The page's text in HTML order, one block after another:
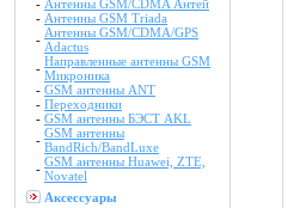
- Антенны GSM/CDMA Антей
- Антенны GSM Triada
- Антенны GSM/CDMA/GPS
Adactus
- Направленные антенны GSM
Микроника
- GSM антенны ANT
- Переходники
- GSM антенны БЭСТ AKL
- GSM антенны
BandRich/BandLuxe
- GSM антенны Huawei, ZTE,
Novatel
Аксессуары